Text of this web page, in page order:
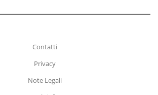
Contatti
Privacy
Note Legali